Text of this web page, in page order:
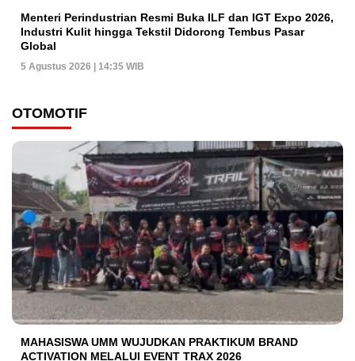
Menteri Perindustrian Resmi Buka ILF dan IGT Expo 2026,
Industri Kulit hingga Tekstil Didorong Tembus Pasar
Global
5 Agustus 2026 | 14:35 WIB
OTOMOTIF
MAHASISWA UMM WUJUDKAN PRAKTIKUM BRAND
ACTIVATION MELALUI EVENT TRAX 2026